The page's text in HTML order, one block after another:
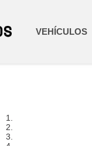
VEHÍCULOS